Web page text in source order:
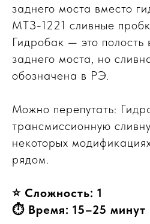
заднего моста вместо
МТЗ-1221 сливные
Гидробак — это полость
заднего моста, но
обозначена в РЭ.
Можно перепутать:
трансмиссионную
некоторых
рядом.
⭐ Сложность: 1
⏱ Время: 15–25 минут